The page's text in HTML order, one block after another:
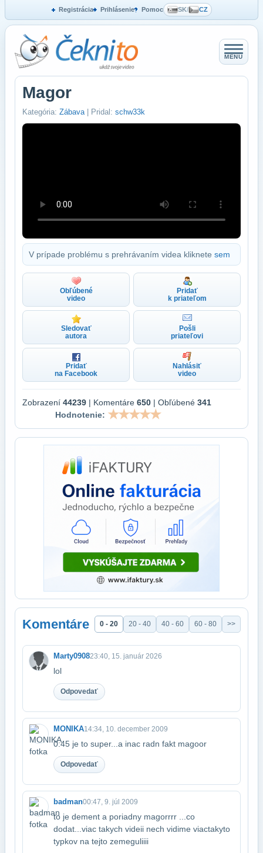
Registrácia Prihlásenie Pomoc SK/ CZ
MENU
Magor
Kategória: Zábava | Pridal: schw33k
V prípade problému s prehrávaním videa kliknete sem
Obľúbené
video
Pridať
k priateľom
Sledovať
autora
Pošli
priateľovi
Pridať
na Facebook
Nahlásiť
video
Zobrazení 44239 | Komentáre 650 | Obľúbené 341
Hodnotenie:
Komentáre 0 - 20 20 - 40 40 - 60 60 - 80 >>
Marty090823:40, 15. január 2026
lol
Odpovedať
MONIKA14:34, 10. december 2009
0:45 je to super...a inac radn fakt magoor
Odpovedať
badman00:47, 9. júl 2009
to je dement a poriadny magorrrr ...co
dodat...viac takych videii nech vidime viac​takyto
typkov na tejto zemeguliiii